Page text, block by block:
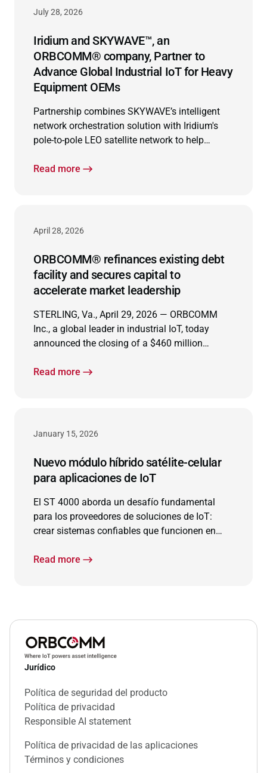
July 28, 2026
Iridium and SKYWAVE™, an
ORBCOMM® company, Partner to
Advance Global Industrial IoT for Heavy
Equipment OEMs
Partnership combines SKYWAVE’s intelligent
network orchestration solution with Iridium's
pole-to-pole LEO satellite network to help
connected operations and extend connectivity
Read more
April 28, 2026
ORBCOMM® refinances existing debt
facility and secures capital to
accelerate market leadership
STERLING, Va., April 29, 2026 — ORBCOMM
Inc., a global leader in industrial IoT, today
announced the closing of a $460 million
Credit’s Private Credit Group and Morgan
Read more
January 15, 2026
Nuevo módulo híbrido satélite-celular
para aplicaciones de IoT
El ST 4000 aborda un desafío fundamental
para los proveedores de soluciones de IoT:
crear sistemas confiables que funcionen en
administrar múltiples tecnologías de
Read more
Jurídico
Política de seguridad del producto
Política de privacidad
Responsible AI statement
Política de privacidad de las aplicaciones
Términos y condiciones